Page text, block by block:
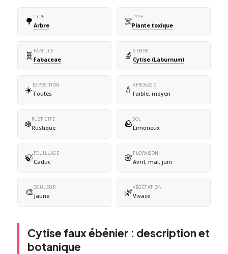
🌳 TYPE
Arbre ☠️TYPE
Plante toxique
🧬 FAMILLE
Fabaceae 🔬 GENRE
Cytise (Laburnum)
☀️EXPOSITION
Toutes 💧 ARROSAGE
Faible, moyen
❄️RUSTICITÉ
Rustique 🪨SOL
Limoneux
🍃FEUILLAGE
Caduc 🌸 FLORAISON
Avril, mai, juin
🎨COULEUR
Jaune 🌿VÉGÉTATION
Vivace
Cytise faux ébénier : description et
botanique